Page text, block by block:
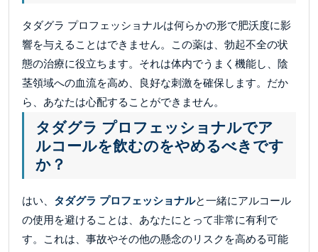
タダグラ プロフェッショナルは何らかの形で肥沃度に影
響を与えることはできません。この薬は、勃起不全の状
態の治療に役立ちます。それは体内でうまく機能し、陰
茎領域への血流を高め、良好な刺激を確保します。だか
ら、あなたは心配することができません。
タダグラ プロフェッショナルでア
ルコールを飲むのをやめるべきです
か？
はい、 タダグラ プロフェッショナルと一緒にアルコール
の使用を避けることは、あなたにとって非常に有利で
す。これは、事故やその他の懸念のリスクを高める可能